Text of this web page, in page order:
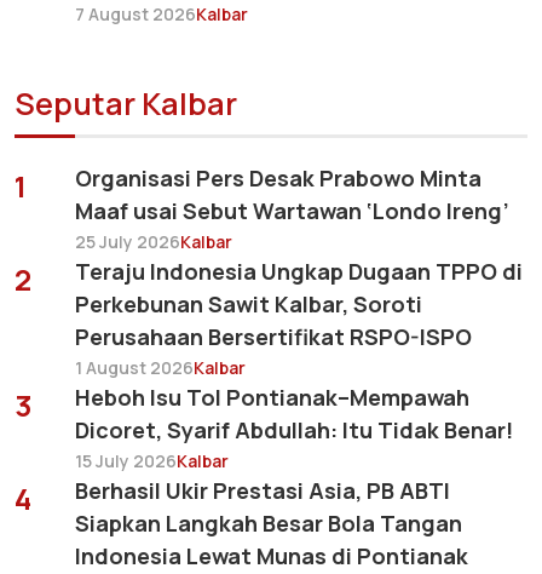
7 August 2026Kalbar
Seputar Kalbar
1
Organisasi Pers Desak Prabowo Minta
Maaf usai Sebut Wartawan ‘Londo Ireng’
25 July 2026Kalbar
2
Teraju Indonesia Ungkap Dugaan TPPO di
Perkebunan Sawit Kalbar, Soroti
Perusahaan Bersertifikat RSPO-ISPO
1 August 2026Kalbar
3
Heboh Isu Tol Pontianak–Mempawah
Dicoret, Syarif Abdullah: Itu Tidak Benar!
15 July 2026Kalbar
4
Berhasil Ukir Prestasi Asia, PB ABTI
Siapkan Langkah Besar Bola Tangan
Indonesia Lewat Munas di Pontianak